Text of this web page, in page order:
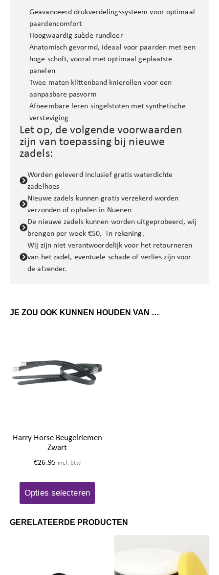
JE ZOU OOK KUNNEN HOUDEN VAN …
Harry Horse Beugelriemen
Zwart
€26.95 incl. btw
Opties selecteren
GERELATEERDE PRODUCTEN
Geavanceerd drukverdelingssysteem voor optimaal
paardencomfort
Hoogwaardig suède rundleer
Anatomisch gevormd, ideaal voor paarden met een
hoge schoft, vooral met optimaal geplaatste
panelen
Twee maten klittenband knierollen voor een
aanpasbare pasvorm
Afneembare leren singelstoten met synthetische
versteviging
Let op, de volgende voorwaarden
zijn van toepassing bij nieuwe
zadels:
Worden geleverd inclusief gratis waterdichte
zadelhoes
Nieuwe zadels kunnen gratis verzekerd worden
verzonden of ophalen in Nuenen
De nieuwe zadels kunnen worden uitgeprobeerd, wij
brengen per week €50,- in rekening.
Wij zijn niet verantwoordelijk voor het retourneren
van het zadel, eventuele schade of verlies zijn voor
de afzender.